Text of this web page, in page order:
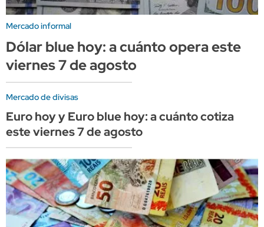
Mercado informal
Dólar blue hoy: a cuánto opera este
viernes 7 de agosto
Mercado de divisas
Euro hoy y Euro blue hoy: a cuánto cotiza
este viernes 7 de agosto